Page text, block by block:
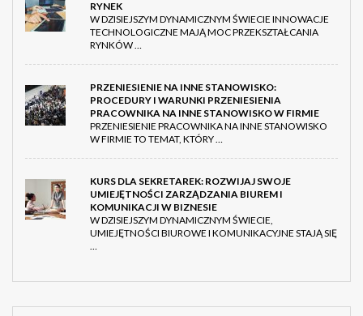
RYNEK
W DZISIEJSZYM DYNAMICZNYM ŚWIECIE INNOWACJE
TECHNOLOGICZNE MAJĄ MOC PRZEKSZTAŁCANIA
RYNKÓW …
PRZENIESIENIE NA INNE STANOWISKO:
PROCEDURY I WARUNKI PRZENIESIENIA
PRACOWNIKA NA INNE STANOWISKO W FIRMIE
PRZENIESIENIE PRACOWNIKA NA INNE STANOWISKO
W FIRMIE TO TEMAT, KTÓRY …
KURS DLA SEKRETAREK: ROZWIJAJ SWOJE
UMIEJĘTNOŚCI ZARZĄDZANIA BIUREM I
KOMUNIKACJI W BIZNESIE
W DZISIEJSZYM DYNAMICZNYM ŚWIECIE,
UMIEJĘTNOŚCI BIUROWE I KOMUNIKACYJNE STAJĄ SIĘ
…